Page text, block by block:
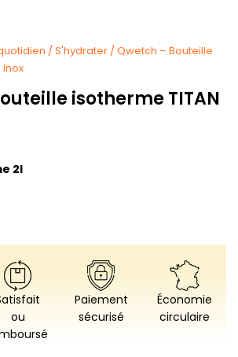
/S'hydrater / Qwetch – Bouteille
Inox
isotherme TITAN
2l
ou
Paiement
sécurisé
Économie
circulaire